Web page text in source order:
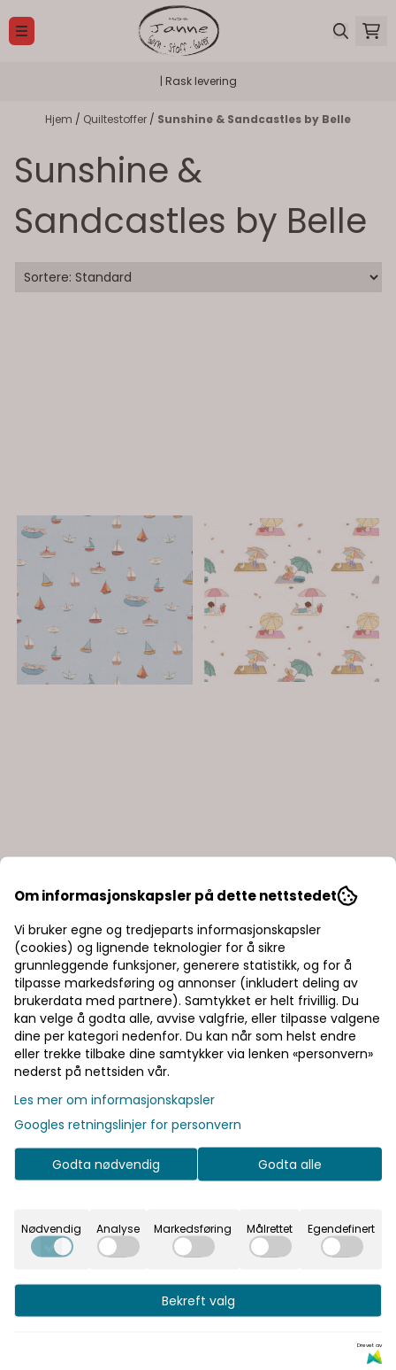
Hopp til innhold
| Rask levering
Hjem / Quiltestoffer / Sunshine & Sandcastles by Belle
Sunshine &
Sandcastles by Belle
27,-
På lager
Kjøp
Umbrellas
27,-
På lager
Kjøp
Om informasjonskapsler på dette nettstedet
Vi bruker egne og tredjeparts informasjonskapsler
(cookies) og lignende teknologier for å sikre
grunnleggende funksjoner, generere statistikk, og for å
tilpasse markedsføring og annonser (inkludert deling av
brukerdata med partnere). Samtykket er helt frivillig. Du
kan velge å godta alle, avvise valgfrie, eller tilpasse valgene
dine per kategori nedenfor. Du kan når som helst endre
eller trekke tilbake dine samtykker via lenken «personvern»
nederst på nettsiden vår.
Les mer om informasjonskapsler
Googles retningslinjer for personvern
Godta nødvendig Godta alle
Nødvendig Analyse Markedsføring Målrettet Egendefinert
Bekreft valg
Drevet av